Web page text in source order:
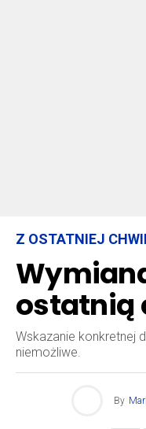
Z OSTATNIEJ
ostatnią
Wskazanie konkretnej
niemożliwe.
By